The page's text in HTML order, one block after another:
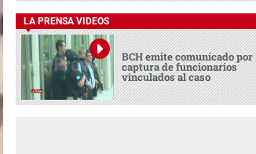
LA PRENSA VIDEOS
BCH emite comunicado por
captura de funcionarios
vinculados al caso